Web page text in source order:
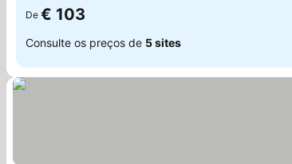
De € 103
Consulte os preços de 5 sites